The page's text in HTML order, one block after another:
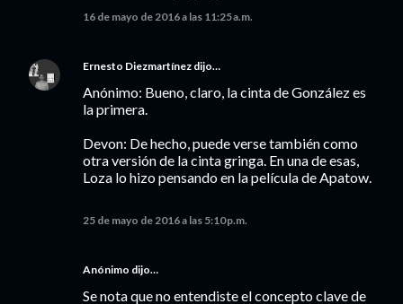
16 de mayo de 2016 a las 11:25 a.m.
Ernesto Diezmartínez dijo…
Anónimo: Bueno, claro, la cinta de González es
la primera.
Devon: De hecho, puede verse también como
otra versión de la cinta gringa. En una de esas,
Loza lo hizo pensando en la película de Apatow.
25 de mayo de 2016 a las 5:10 p.m.
Anónimo dijo…
Se nota que no entendiste el concepto clave de